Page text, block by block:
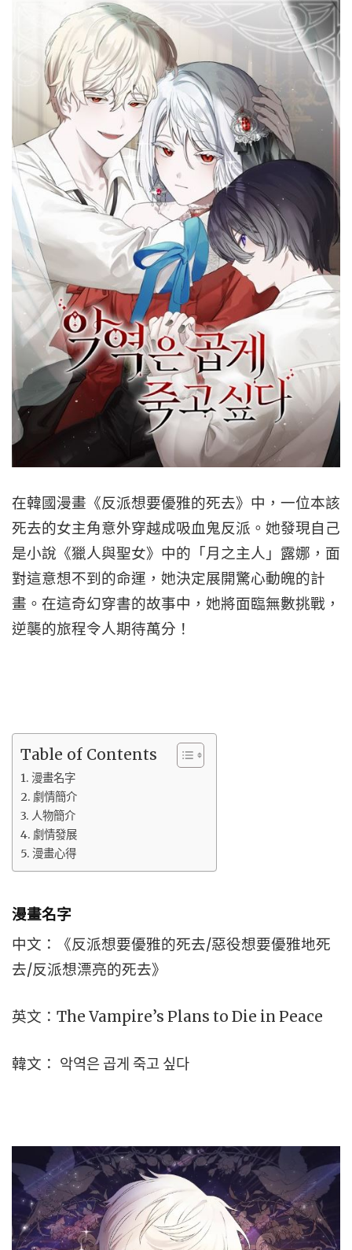
在韓國漫畫《反派想要優雅的死去》中，一位本該
死去的女主角意外穿越成吸血鬼反派。她發現自己
是小說《獵人與聖女》中的「月之主人」露娜，面
對這意想不到的命運，她決定展開驚心動魄的計
畫。在這奇幻穿書的故事中，她將面臨無數挑戰，
逆襲的旅程令人期待萬分！
Table of Contents
漫畫名字
劇情簡介
人物簡介
劇情發展
漫畫心得
漫畫名字
中文：《反派想要優雅的死去/惡役想要優雅地死
去/反派想漂亮的死去》
英文：The Vampire’s Plans to Die in Peace
韓文： 악역은 곱게 죽고 싶다